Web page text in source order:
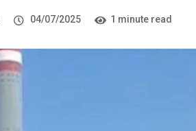
04/07/2025 1 minute read